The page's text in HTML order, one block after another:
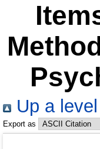
Up a level
Export as